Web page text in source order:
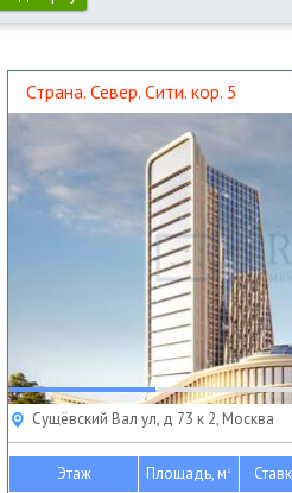
Страна. Север. Сити. кор. 5
Сущёвский Вал ул, д 73 к 2, Москва
Этаж Площадь, м2